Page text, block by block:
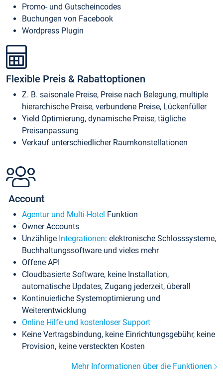
Promo- und Gutscheincodes
Buchungen von Facebook
Wordpress Plugin
Flexible Preis & Rabattoptionen
Z. B. saisonale Preise, Preise nach Belegung, multiple
hierarchische Preise, verbundene Preise, Lückenfüller
Yield Optimierung, dynamische Preise, tägliche
Preisanpassung
Verkauf unterschiedlicher Raumkonstellationen
Account
Agentur und Multi-Hotel Funktion
Owner Accounts
Unzählige Integrationen: elektronische Schlosssysteme,
Buchhaltungssoftware und vieles mehr
Offene API
Cloudbasierte Software, keine Installation,
automatische Updates, Zugang jederzeit, überall
Kontinuierliche Systemoptimierung und
Weiterentwicklung
Online Hilfe und kostenloser Support
Keine Vertragsbindung, keine Einrichtungsgebühr, keine
Provision, keine versteckten Kosten
Mehr Informationen über die Funktionen